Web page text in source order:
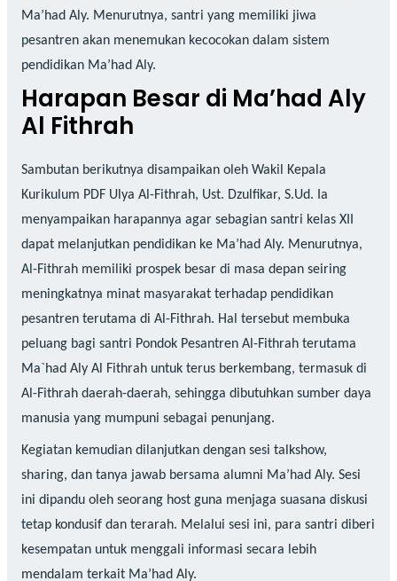
Ma’had Aly. Menurutnya, santri yang memiliki jiwa
pesantren akan menemukan kecocokan dalam sistem
pendidikan Ma’had Aly.
Harapan Besar di Ma’had Aly
Al Fithrah
Sambutan berikutnya disampaikan oleh Wakil Kepala
Kurikulum PDF Ulya Al-Fithrah, Ust. Dzulfikar, S.Ud. Ia
menyampaikan harapannya agar sebagian santri kelas XII
dapat melanjutkan pendidikan ke Ma’had Aly. Menurutnya,
Al-Fithrah memiliki prospek besar di masa depan seiring
meningkatnya minat masyarakat terhadap pendidikan
pesantren terutama di Al-Fithrah. Hal tersebut membuka
peluang bagi santri Pondok Pesantren Al-Fithrah terutama
Ma`had Aly Al Fithrah untuk terus berkembang, termasuk di
Al-Fithrah daerah-daerah, sehingga dibutuhkan sumber daya
manusia yang mumpuni sebagai penunjang.
Kegiatan kemudian dilanjutkan dengan sesi talkshow,
sharing, dan tanya jawab bersama alumni Ma’had Aly. Sesi
ini dipandu oleh seorang host guna menjaga suasana diskusi
tetap kondusif dan terarah. Melalui sesi ini, para santri diberi
kesempatan untuk menggali informasi secara lebih
mendalam terkait Ma’had Aly.